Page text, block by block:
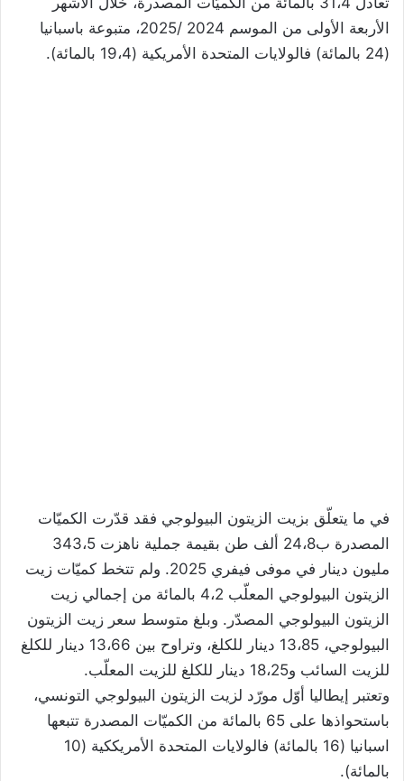
الأربعة الأولى من الموسم 2024 /2025، متبوعة باسبانيا
(24 بالمائة) فالولايات المتحدة الأمريكية (19،4 بالمائة).
في ما يتعلّق بزيت الزيتون البيولوجي فقد قدّرت الكميّات
المصدرة ب24،8 ألف طن بقيمة جملية ناهزت 343،5
مليون دينار في موفى فيفري 2025. ولم تتخط كميّات زيت
الزيتون البيولوجي المعلّب 4،2 بالمائة من إجمالي زيت
الزيتون البيولوجي المصدّر. وبلغ متوسط سعر زيت الزيتون
البيولوجي، 13،85 دينار للكلغ، وتراوح بين 13،66 دينار للكلغ
للزيت السائب و18،25 دينار للكلغ للزيت المعلّب.
وتعتبر إيطاليا أوّل مورّد لزيت الزيتون البيولوجي التونسي،
باستحواذها على 65 بالمائة من الكميّات المصدرة تتبعها
اسبانيا (16 بالمائة) فالولايات المتحدة الأمريككية (10
بالمائة).